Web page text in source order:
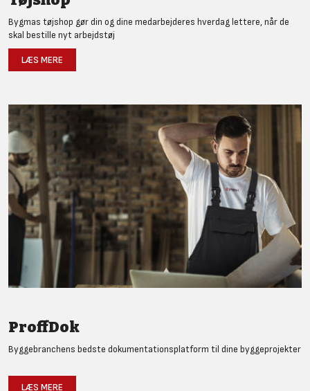
Bygmas tøjshop gør din og dine medarbejderes hverdag lettere, når de
skal bestille nyt arbejdstøj
LÆS MERE
ProffDok
Byggebranchens bedste dokumentationsplatform til dine byggeprojekter
LÆS MERE